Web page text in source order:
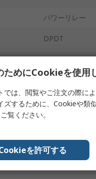
パワーリレー
DPDT
PCBマウント
スルーホール
-40°C
ためにCookieを使用
では、閲覧やご注文の際に
ズするために、Cookieや類
覧ください。
を許可する